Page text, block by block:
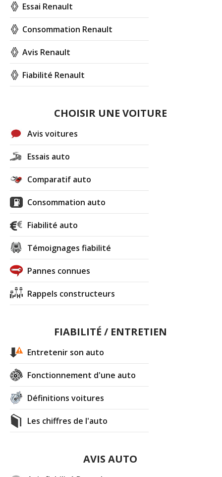
Essai Renault
Consommation Renault
Avis Renault
Fiabilité Renault
CHOISIR UNE VOITURE
Avis voitures
Essais auto
Comparatif auto
Consommation auto
Fiabilité auto
Témoignages fiabilité
Pannes connues
Rappels constructeurs
FIABILITÉ / ENTRETIEN
Entretenir son auto
Fonctionnement d'une auto
Définitions voitures
Les chiffres de l'auto
AVIS AUTO